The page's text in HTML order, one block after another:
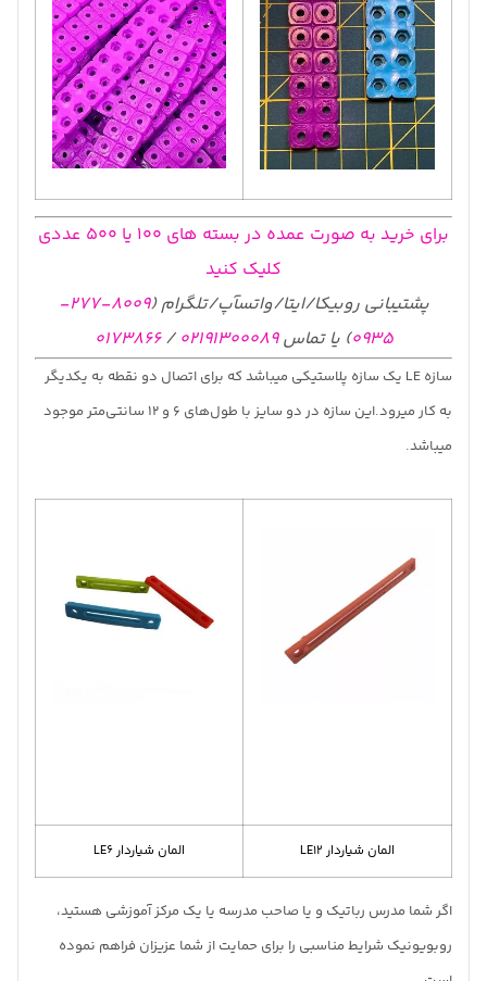
برای خرید به صورت عمده در بسته های 100 یا 500 عددی
کلیک کنید
پشتیبانی روبیکا/ایتا/واتسآپ/تلگرام (
8009-277-
0935) یا تماس02191300089
/
0173866
سازه LE یک سازه پلاستیکی میباشد که برای اتصال دو نقطه به یکدیگر
به کار میرود.این سازه در دو سایز با طول‌های 6 و 12 سانتی‌متر موجود
میباشد.
المان شیاردار LE12 المان شیاردار LE6
اگر شما مدرس رباتیک و یا صاحب مدرسه یا یک مرکز آموزشی هستید،
روبویونیک شرایط مناسبی را برای حمایت از شما عزیزان فراهم نموده